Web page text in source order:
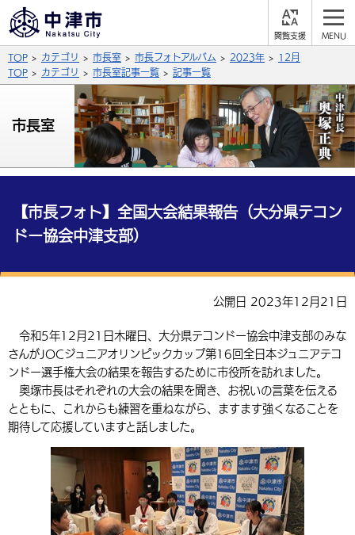
支
背景色
青 白
文字の大きさ
拡大 標準 縮小
言語を選択
中国語（簡体字）
中国語（繁体字） 韓国語（한국어）
組織案内
公式SNS
X (Twitter) YouTube
サイト内検索
総合メニュー
くらしの情報
届出・登録・証明 保険・年金
健康・予防
税金 住宅・インフラ
環境・衛生 生涯学習・スポーツ・人権
選挙 外国人の方向け情報
事業者の方へ
産業・雇用
農林水産業 税金
都市整備
施設情報 子どもを預ける
手当・助成 健康・医療
相談・支援・情報 計画・施策
観光・移住
観光なび スポットを探す
遊ぶ・体験する グルメ・食べる
市政情報
中津市について 市役所の紹介
地方創生・地域活性化 広報・広聴
TOP カテゴリ 市長室 市長フォトアルバム 2023年
12月
TOP
カテゴリ 市長室記事一覧 記事一覧
市長室
【市長フォト】全国大会結果報告（大分県テコン
ドー協会中津支部）
公開日 2023年12月21日
令和5年12月21日木曜日、大分県テコンドー協会中津支部のみな
さんがJOCジュニアオリンピックカップ第16回全日本ジュニアテコ
ンドー選手権大会の結果を報告するために市役所を訪れました。
奥塚市長はそれぞれの大会の結果を聞き、お祝いの言葉を伝える
とともに、これからも練習を重ねながら、ますます強くなることを
期待して応援していますと話しました。